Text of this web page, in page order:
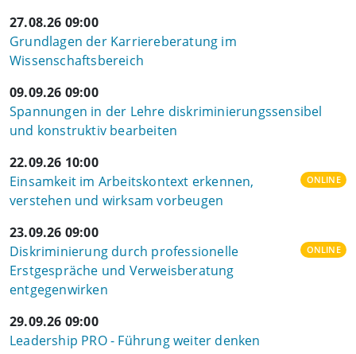
27.08.26 09:00
Grundlagen der Karriereberatung im
Wissenschaftsbereich
09.09.26 09:00
Spannungen in der Lehre diskriminierungssensibel
und konstruktiv bearbeiten
22.09.26 10:00
Einsamkeit im Arbeitskontext erkennen,
verstehen und wirksam vorbeugen
ONLINE
23.09.26 09:00
Diskriminierung durch professionelle
Erstgespräche und Verweisberatung
entgegenwirken
ONLINE
29.09.26 09:00
Leadership PRO - Führung weiter denken